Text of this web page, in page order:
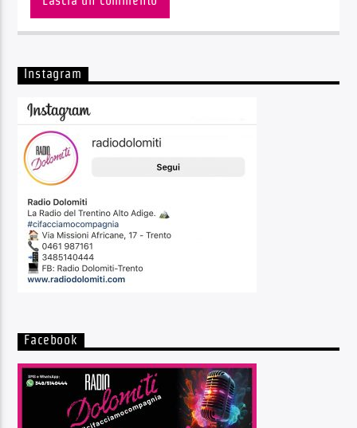
Instagram
Facebook